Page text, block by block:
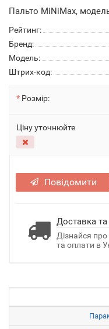
Пальто MiNiMax,
Рейтинг:
Бренд:
Модель:
Штрих-код:
Розмір:
Ціну уточнюйте
Повідомити
Доставка
Дізнайся
та оплати в